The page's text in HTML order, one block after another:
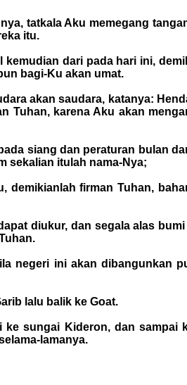
tatkala Aku memegang
itu.
dari pada hari ini,
bagi-Ku akan umat.
akan saudara, katanya:
Tuhan, karena Aku akan
siang dan peraturan bulan
sekalian itulah nama-Nya;
firman Tuhan,
diukur, dan segala alas
negeri ini akan dibangunkan
lalu balik ke Goat.
sungai Kideron, dan
lamanya.